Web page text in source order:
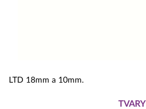
LTD 18mm a 10mm.
TVARY